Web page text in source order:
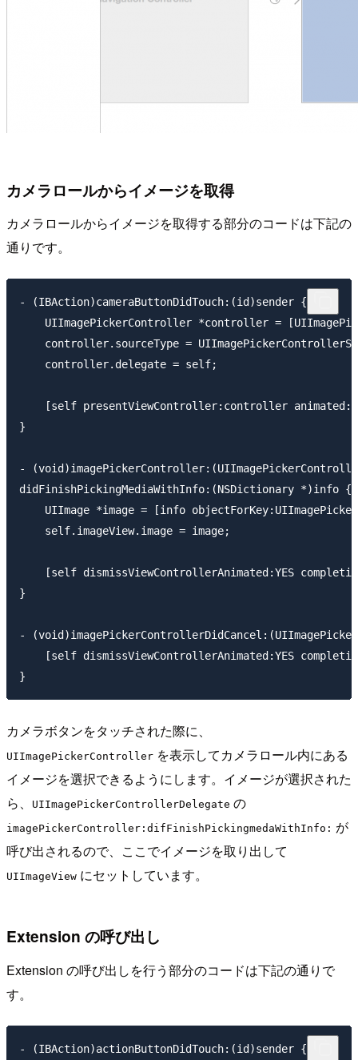
カメラロールからイメージを取得
カメラロールからイメージを取得する部分のコードは下記の
通りです。
- (IBAction)cameraButtonDidTouch:(id)sender {
UIImagePickerController *controller =
controller.sourceType =
    controller.delegate = self;
[self presentViewController:controller
}
-
didFinishPickingMediaWithInfo:(NSDictionary *)info {
UIImage *image = [info
    self.imageView.image = image;
[self dismissViewControllerAnimated:YES
}
-
[self dismissViewControllerAnimated:YES
カメラボタンをタッチされた際に、
UIImagePickerController を表示してカメラロール内にある
イメージを選択できるようにします。イメージが選択された
ら、
UIImagePickerControllerDelegate の
imagePickerController:difFinishPickingmedaWithInfo: が
呼び出されるので、ここでイメージを取り出して
UIImageView にセットしています。
Extension の呼び出し
Extension の呼び出しを行う部分のコードは下記の通りで
す。
- (IBAction)actionButtonDidTouch:(id)sender {